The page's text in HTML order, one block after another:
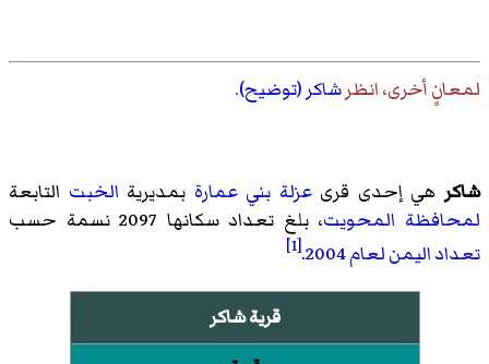
لمعانٍ أخرى، انظرشاكر (توضيح).
شاكر هي إحدى قرىعزلة بني عمارة بمديرية الخبت التابعة
لمحافظة المحويت، بلغ تعداد سكانها 2097 نسمة حسب
تعداد اليمن لعام 2004
.
[1]
قرية شاكر